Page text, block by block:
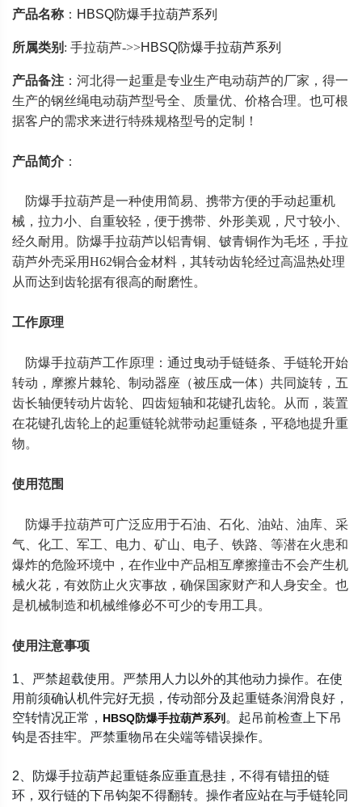
产品名称 ： HBSQ防爆手拉葫芦系列
所属类别 : 手拉葫芦->>HBSQ防爆手拉葫芦系列
产品备注 ：河北得一起重是专业生产电动葫芦的厂家，得一
生产的钢丝绳电动葫芦型号全、质量优、价格合理。也可根
据客户的需求来进行特殊规格型号的定制！
产品简介 ：
防爆手拉葫芦是一种使用简易、携带方便的手动起重机
械，拉力小、自重较轻，便于携带、外形美观，尺寸较小、
经久耐用。防爆手拉葫芦以铝青铜、铍青铜作为毛坯，手拉
葫芦外壳采用H62铜合金材料，其转动齿轮经过高温热处理
从而达到齿轮据有很高的耐磨性。
工作原理
防爆手拉葫芦工作原理：通过曳动手链链条、手链轮开始
转动，摩擦片棘轮、制动器座（被压成一体）共同旋转，五
齿长轴便转动片齿轮、四齿短轴和花键孔齿轮。从而，装置
在花键孔齿轮上的起重链轮就带动起重链条，平稳地提升重
物。
使用范围
防爆手拉葫芦可广泛应用于石油、石化、油站、油库、采
气、化工、军工、电力、矿山、电子、铁路、等潜在火患和
爆炸的危险环境中，在作业中产品相互摩擦撞击不会产生机
械火花，有效防止火灾事故，确保国家财产和人身安全。也
是机械制造和机械维修必不可少的专用工具。
使用注意事项
1、严禁超载使用。严禁用人力以外的其他动力操作。在使
用前须确认机件完好无损，传动部分及起重链条润滑良好，
空转情况正常， HBSQ防爆手拉葫芦系列 。起吊前检查上下吊
钩是否挂牢。严禁重物吊在尖端等错误操作。
2、防爆手拉葫芦起重链条应垂直悬挂，不得有错扭的链
环，双行链的下吊钩架不得翻转。操作者应站在与手链轮同